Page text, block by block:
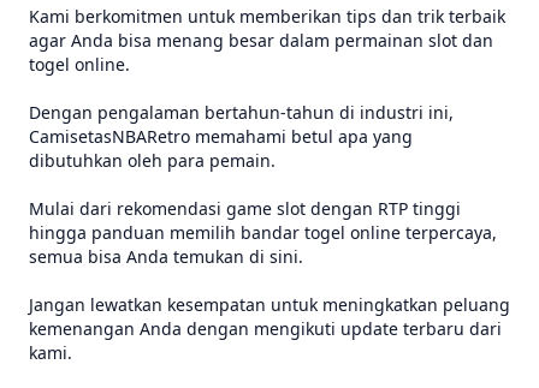
Kami berkomitmen untuk memberikan tips dan trik terbaik
agar Anda bisa menang besar dalam permainan slot dan
togel online.
Dengan pengalaman bertahun-tahun di industri ini,
CamisetasNBARetro memahami betul apa yang
dibutuhkan oleh para pemain.
Mulai dari rekomendasi game slot dengan RTP tinggi
hingga panduan memilih bandar togel online terpercaya,
semua bisa Anda temukan di sini.
Jangan lewatkan kesempatan untuk meningkatkan peluang
kemenangan Anda dengan mengikuti update terbaru dari
kami.